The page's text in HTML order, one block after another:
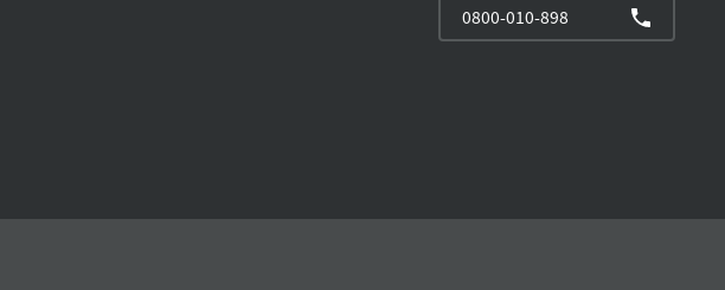
0800-010-898